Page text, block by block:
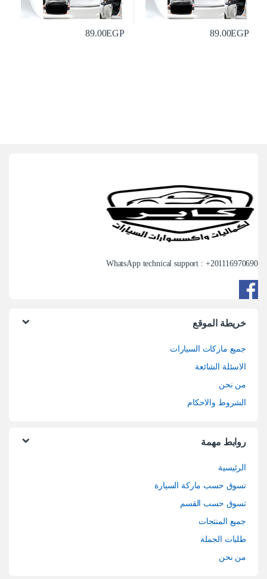
89.00EGP
89.00EGP
WhatsApp technical support : +201116970690
خريطة الموقع
جميع ماركات السيارات
الاسئلة الشائعة
من نحن
الشروط والاحكام
روابط مهمة
الرئيسية
تسوق حسب ماركة السيارة
تسوق حسب القسم
جميع المنتجات
طلبات الجملة
من نحن